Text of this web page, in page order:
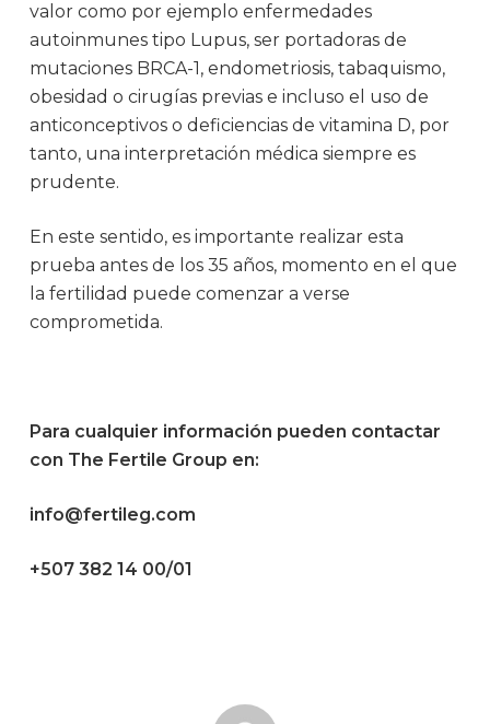
valor como por ejemplo enfermedades
autoinmunes tipo Lupus, ser portadoras de
mutaciones BRCA-1, endometriosis, tabaquismo,
obesidad o cirugías previas e incluso el uso de
anticonceptivos o deficiencias de vitamina D, por
tanto, una interpretación médica siempre es
prudente.
En este sentido, es importante realizar esta
prueba antes de los 35 años, momento en el que
la fertilidad puede comenzar a verse
comprometida.
Para cualquier información pueden contactar
con The Fertile Group en:
info@fertileg.com
+507 382 14 00/01